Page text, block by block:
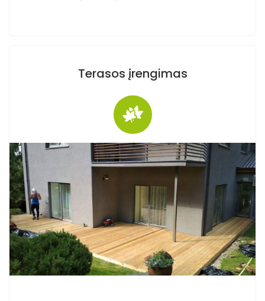
Terasos įrengimas